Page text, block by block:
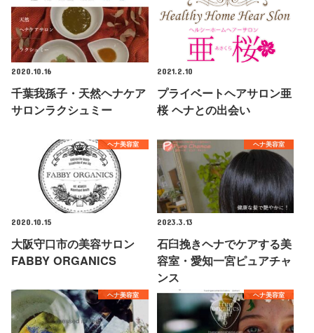
2020.10.16
千葉我孫子・天然ヘナケア
サロンラクシュミー
2021.2.10
プライベートヘアサロン亜
桜 ヘナとの出会い
ヘナ美容室
2020.10.15
大阪守口市の美容サロン
FABBY ORGANICS
ヘナ美容室
2023.3.13
石臼挽きヘナでケアする美
容室・愛知一宮ピュアチャ
ンス
ヘナ美容室 ヘナ美容室